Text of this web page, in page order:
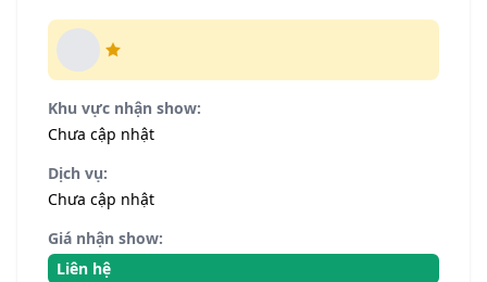
Khu vực nhận show:
Chưa cập nhật
Dịch vụ:
Chưa cập nhật
Giá nhận show:
Liên hệ